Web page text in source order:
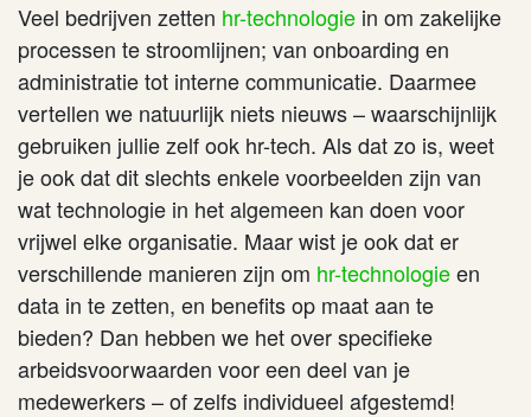
Veel bedrijven zetten hr-technologie in om zakelijke
processen te stroomlijnen; van onboarding en
administratie tot interne communicatie. Daarmee
vertellen we natuurlijk niets nieuws – waarschijnlijk
gebruiken jullie zelf ook hr-tech. Als dat zo is, weet
je ook dat dit slechts enkele voorbeelden zijn van
wat technologie in het algemeen kan doen voor
vrijwel elke organisatie. Maar wist je ook dat er
verschillende manieren zijn om hr-technologieen
data in te zetten, en benefits op maat aan te
bieden? Dan hebben we het over specifieke
arbeidsvoorwaarden voor een deel van je
medewerkers – of zelfs individueel afgestemd!